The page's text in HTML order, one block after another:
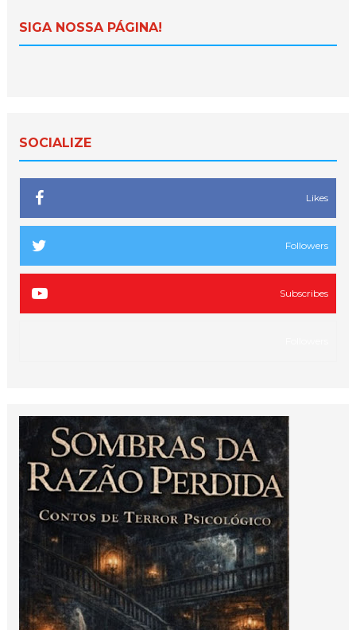
SIGA NOSSA PÁGINA!
SOCIALIZE
Likes
Followers
Subscribes